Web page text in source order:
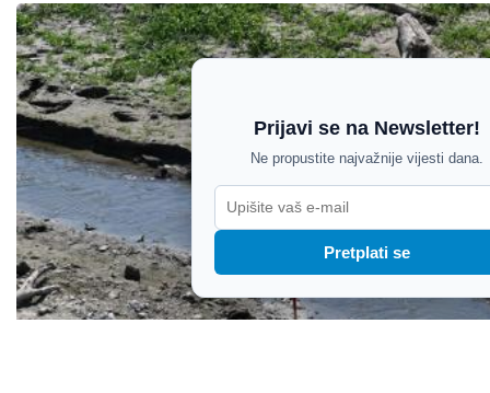
Prijavi se na Newsletter!
Ne propustite najvažnije vijesti dana.
Pretplati se